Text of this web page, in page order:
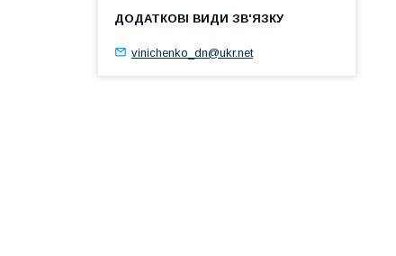
vinichenko_dn@ukr.net